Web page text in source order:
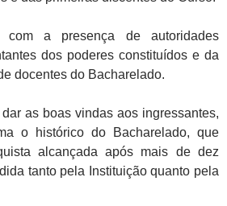
com a presença de autoridades
dos poderes constituídos e da
docentes do Bacharelado.
as boas vindas aos ingressantes,
o histórico do Bacharelado, que
alcançada após mais de dez
tanto pela Instituição quanto pela